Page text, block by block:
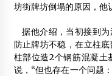
坊街牌坊倒塌的原因，他
据他介绍，当初接到为
防止牌坊不稳，在立柱
柱部位造2个钢筋混凝土
说，“但也存在一个问题